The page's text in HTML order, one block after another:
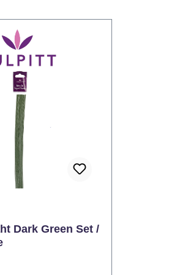
Dark Green Set /